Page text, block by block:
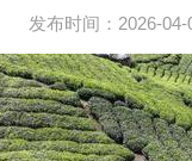
发布时间：2026-04-